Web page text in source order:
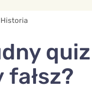
Historia
fałsz?